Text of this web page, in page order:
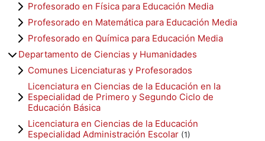
Profesorado en Física para Educación Media
Profesorado en Matemática para Educación Media
Profesorado en Química para Educación Media
Departamento de Ciencias y Humanidades
Comunes Licenciaturas y Profesorados
Licenciatura en Ciencias de la Educación en la
Especialidad de Primero y Segundo Ciclo de
Educación Básica
Licenciatura en Ciencias de la Educación
Especialidad Administración Escolar (1)